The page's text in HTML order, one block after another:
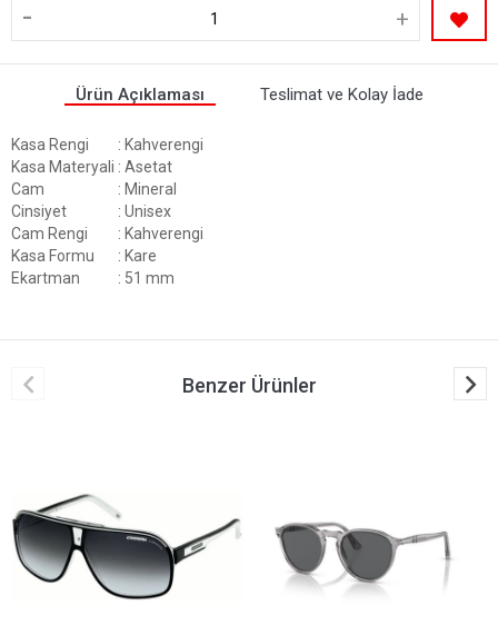
- +
Ürün Açıklaması Teslimat ve Kolay İade
Kasa Rengi
: Kahverengi
Kasa Materyali : Asetat
Cam
: Mineral
Cinsiyet
: Unisex
Cam Rengi
: Kahverengi
Kasa Formu
: Kare
Ekartman
: 51 mm
Benzer Ürünler